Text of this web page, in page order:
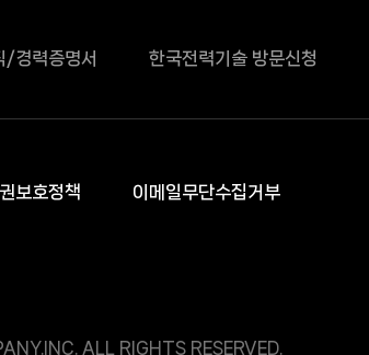
/경력증명서 한국전력기술 방문신청
보호정책 이메일무단수집거부
ALL RIGHTS RESERVED.